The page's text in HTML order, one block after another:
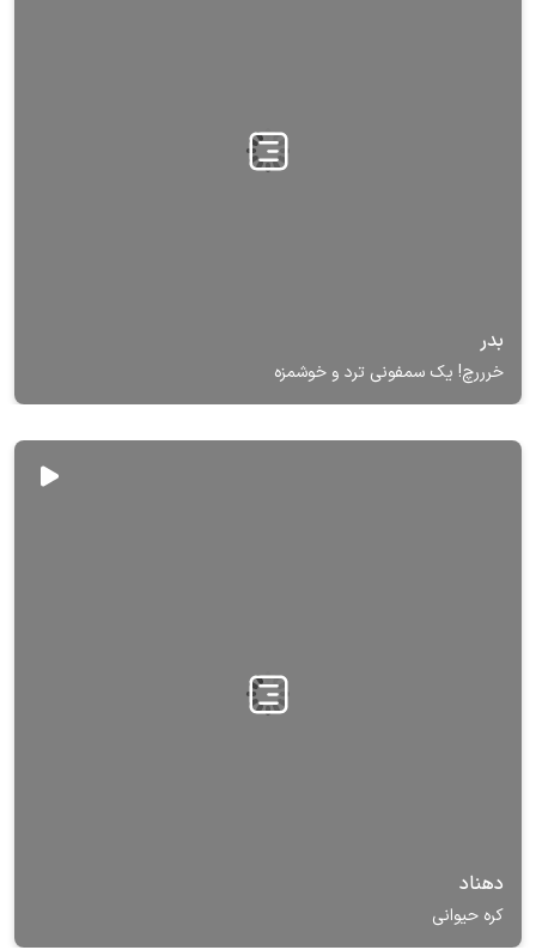
بدر
خرررچ! یک سمفونی ترد و خوشمزه
دهناد
کره حیوانی